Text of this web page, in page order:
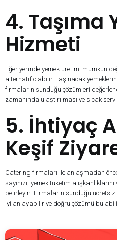
4. Taşıma
Hizmeti
Eğer yerinde yemek üretimi mümkün
alternatif olabilir. Taşınacak
firmaların sunduğu çözümleri
zamanında ulaştırılması ve sıcak
5. İhtiyaç
Keşif
Catering firmaları ile anlaşmadan
sayınızı, yemek tüketim
belirleyin. Firmaların sunduğu
iyi anlayabilir ve doğru çözümü